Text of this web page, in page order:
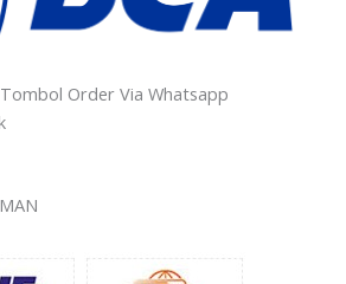
Tombol Order Via Whatsapp